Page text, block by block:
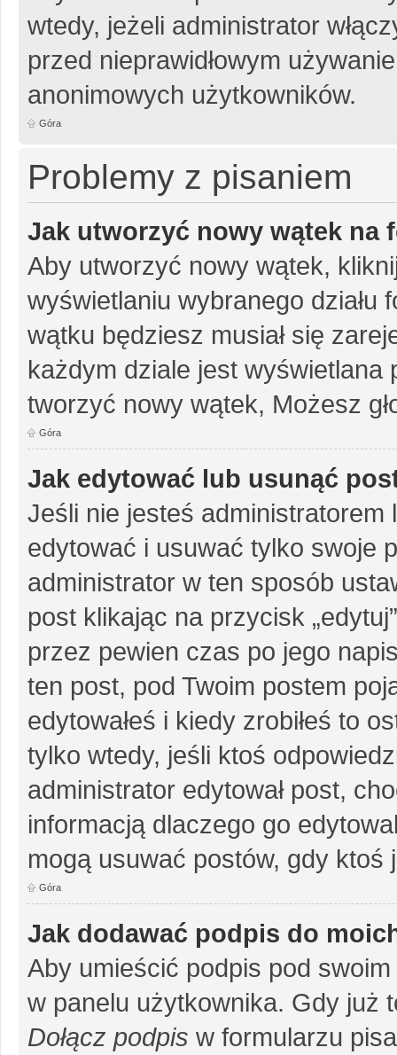
wtedy, jeżeli administrator
przed nieprawidłowym
anonimowych użytkowników.
Góra
Problemy z pisaniem
Jak utworzyć nowy wątek na
Aby utworzyć nowy wątek,
wyświetlaniu wybranego działu
wątku będziesz musiał się
każdym dziale jest wyświetlana
tworzyć nowy wątek, Możesz
Góra
Jak edytować lub usunąć
Jeśli nie jesteś
edytować i usuwać tylko swoje
administrator w ten sposób
post klikając na przycisk
przez pewien czas po jego
ten post, pod Twoim postem
edytowałeś i kiedy zrobiłeś to
tylko wtedy, jeśli ktoś
administrator edytował post,
informacją dlaczego go
mogą usuwać postów, gdy ktoś
Góra
Jak dodawać podpis do
Aby umieścić podpis pod
w panelu użytkownika. Gdy już
Dołącz podpis w formularzu